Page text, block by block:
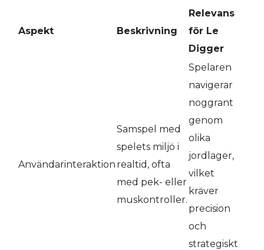
Aspekt Beskrivning
Relevans
för Le
Digger
Användarinteraktion
Samspel med
spelets miljö i
realtid, ofta
med pek- eller
muskontroller.
Spelaren
navigerar
noggrant
genom
olika
jordlager,
vilket
kräver
precision
och
strategiskt